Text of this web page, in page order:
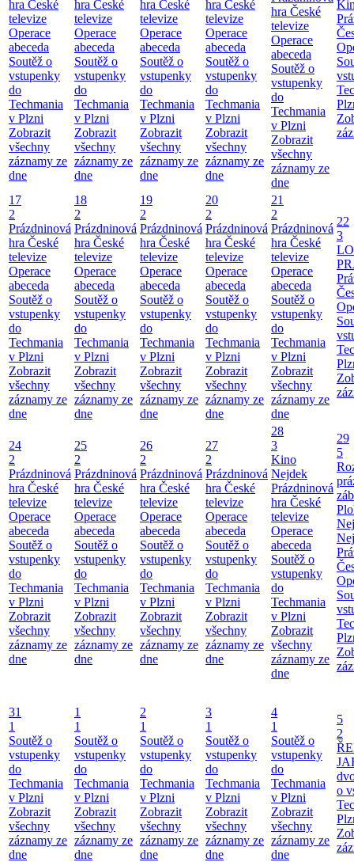
hra České
televize
Operace
abeceda
Soutěž o
vstupenky
do
Techmania
v Plzni
Zobrazit
všechny
záznamy ze
dne
hra České
televize
Operace
abeceda
Soutěž o
vstupenky
do
Techmania
v Plzni
Zobrazit
všechny
záznamy ze
dne
hra České
televize
Operace
abeceda
Soutěž o
vstupenky
do
Techmania
v Plzni
Zobrazit
všechny
záznamy ze
dne
hra České
televize
Operace
abeceda
Soutěž o
vstupenky
do
Techmania
v Plzni
Zobrazit
všechny
záznamy ze
dne
hra České
televize
Operace
abeceda
Soutěž o
vstupenky
do
Techmania
v Plzni
Zobrazit
všechny
záznamy ze
dne
17
2
Prázdninová
hra České
televize
Operace
abeceda
Soutěž o
vstupenky
do
Techmania
v Plzni
Zobrazit
všechny
záznamy ze
dne
18
2
Prázdninová
hra České
televize
Operace
abeceda
Soutěž o
vstupenky
do
Techmania
v Plzni
Zobrazit
všechny
záznamy ze
dne
19
2
Prázdninová
hra České
televize
Operace
abeceda
Soutěž o
vstupenky
do
Techmania
v Plzni
Zobrazit
všechny
záznamy ze
dne
20
2
Prázdninová
hra České
televize
Operace
abeceda
Soutěž o
vstupenky
do
Techmania
v Plzni
Zobrazit
všechny
záznamy ze
dne
21
2
Prázdninová
hra České
televize
Operace
abeceda
Soutěž o
vstupenky
do
Techmania
v Plzni
Zobrazit
všechny
záznamy ze
dne
22
3
24
2
Prázdninová
hra České
televize
Operace
abeceda
Soutěž o
vstupenky
do
Techmania
v Plzni
Zobrazit
všechny
záznamy ze
dne
25
2
Prázdninová
hra České
televize
Operace
abeceda
Soutěž o
vstupenky
do
Techmania
v Plzni
Zobrazit
všechny
záznamy ze
dne
26
2
Prázdninová
hra České
televize
Operace
abeceda
Soutěž o
vstupenky
do
Techmania
v Plzni
Zobrazit
všechny
záznamy ze
dne
27
2
Prázdninová
hra České
televize
Operace
abeceda
Soutěž o
vstupenky
do
Techmania
v Plzni
Zobrazit
všechny
záznamy ze
dne
28
3
Kino
Nejdek
Prázdninová
hra České
televize
Operace
abeceda
Soutěž o
vstupenky
do
Techmania
v Plzni
Zobrazit
všechny
záznamy ze
dne
29
5
31
1
Soutěž o
vstupenky
do
Techmania
v Plzni
Zobrazit
všechny
záznamy ze
dne
1
1
Soutěž o
vstupenky
do
Techmania
v Plzni
Zobrazit
všechny
záznamy ze
dne
2
1
Soutěž o
vstupenky
do
Techmania
v Plzni
Zobrazit
všechny
záznamy ze
dne
3
1
Soutěž o
vstupenky
do
Techmania
v Plzni
Zobrazit
všechny
záznamy ze
dne
4
1
Soutěž o
vstupenky
do
Techmania
v Plzni
Zobrazit
všechny
záznamy ze
dne
5
2
o